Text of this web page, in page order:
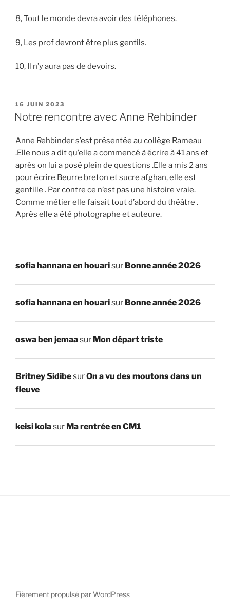
8, Tout le monde devra avoir des téléphones.
9, Les prof devront être plus gentils.
10, Il n’y aura pas de devoirs.
PUBLIÉ
LE
16 JUIN 2023
Notre rencontre avec Anne Rehbinder
Anne Rehbinder s’est présentée au collège Rameau
.Elle nous a dit qu’elle a commencé à écrire à 41 ans et
après on lui a posé plein de questions .Elle a mis 2 ans
pour écrire Beurre breton et sucre afghan, elle est
gentille . Par contre ce n’est pas une histoire vraie.
Comme métier elle faisait tout d’abord du théâtre .
Après elle a été photographe et auteure.
sofia hannana en houarisur Bonne année 2026
sofia hannana en houarisur Bonne année 2026
oswa ben jemaasur Mon départ triste
Britney SidibesurOn a vu des moutons dans un
fleuve
keisi kolasur Ma rentrée en CM1
Fièrement propulsé par WordPress